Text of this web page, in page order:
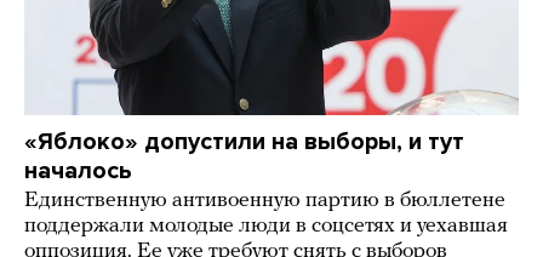
«Яблоко» допустили на выборы, и тут
началось
Единственную антивоенную партию в бюллетене
поддержали молодые люди в соцсетях и уехавшая
оппозиция. Ее уже требуют снять с выборов